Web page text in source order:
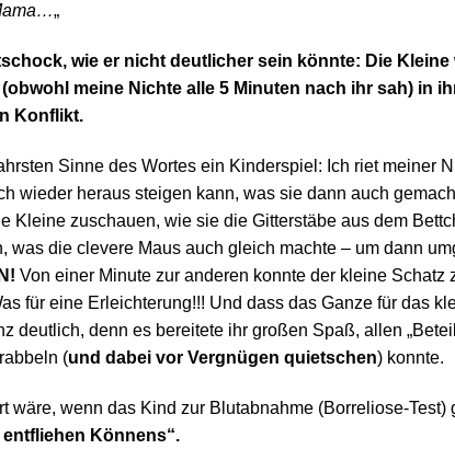
„
wie er nicht deutlicher sein könnte: Die Kleine
meine Nichte alle 5 Minuten nach ihr sah) in
Konflikt.
Sinne des Wortes ein Kinderspiel: Ich riet meiner
wieder heraus steigen kann, was sie dann auch
Kleine zuschauen, wie sie die Gitterstäbe aus dem
was die clevere Maus auch gleich machte – um dann
Von einer Minute zur anderen konnte der kleine Schatz
für eine Erleichterung!!! Und dass das Ganze für das
deutlich, denn es bereitete ihr großen Spaß, allen
(und dabei vor Vergnügen quietschen) konnte.
wäre, wenn das Kind zur Blutabnahme (Borreliose-Test)
Könnens“.